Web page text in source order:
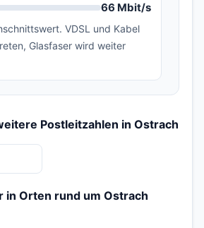
66 Mbit/s
VDSL und Kabel
Glasfaser wird weiter
Postleitzahlen in Ostrach
in Orten rund um Ostrach